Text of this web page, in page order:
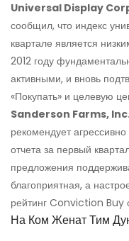
Universal Display
сообщил, что индекс
квартале является
2012 году
активными, и вновь
«Покупать» и целевую
Sanderson Farms,
рекомендует
отчета за первый
предложения
благоприятная, а
рейтинг Conviction Buy
На Ком Женат Тим